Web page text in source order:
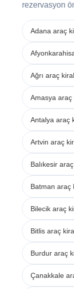
rezervasyon
Adana araç
Ağrı araç
Amasya
Antalya araç
Artvin araç
Balıkesir
Batman araç
Bilecik araç
Bitlis araç
Burdur araç
Çanakkale